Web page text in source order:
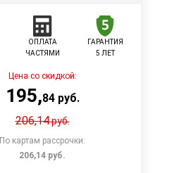
ОПЛАТА
ЧАСТЯМИ
ГАРАНТИЯ
5 ЛЕТ
Цена со скидкой:
195,84руб.
206,14руб.
По картам рассрочки:
206,14 руб.